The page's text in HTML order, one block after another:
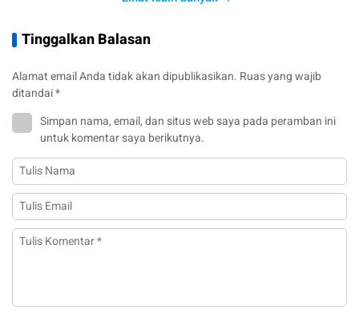
Tinggalkan Balasan
Alamat email Anda tidak akan dipublikasikan. Ruas yang wajib
ditandai*
Simpan nama, email, dan situs web saya pada peramban ini
untuk komentar saya berikutnya.